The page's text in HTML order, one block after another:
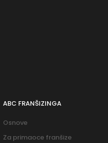
ABC FRANŠIZINGA
Osnove
Za primaoce franšize